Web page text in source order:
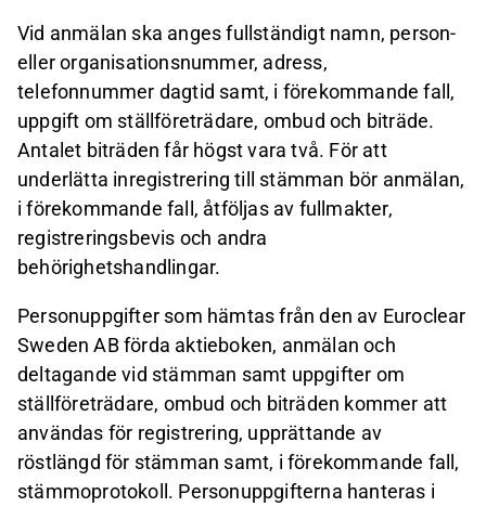
Vid anmälan ska anges fullständigt namn, person-
eller organisationsnummer, adress,
telefonnummer dagtid samt, i förekommande fall,
uppgift om ställföreträdare, ombud och biträde.
Antalet biträden får högst vara två. För att
underlätta inregistrering till stämman bör anmälan,
i förekommande fall, åtföljas av fullmakter,
registreringsbevis och andra
behörighetshandlingar.
Personuppgifter som hämtas från den av Euroclear
Sweden AB förda aktieboken, anmälan och
deltagande vid stämman samt uppgifter om
ställföreträdare, ombud och biträden kommer att
användas för registrering, upprättande av
röstlängd för stämman samt, i förekommande fall,
stämmoprotokoll. Personuppgifterna hanteras i